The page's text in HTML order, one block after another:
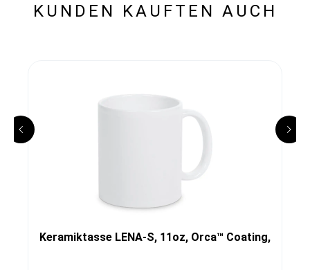
KUNDEN KAUFTEN AUCH
Keramiktasse LENA-S, 11oz, Orca™ Coating,